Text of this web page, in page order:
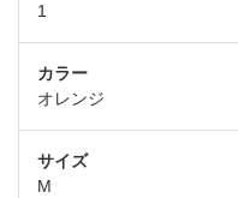
1
オレンジ
M